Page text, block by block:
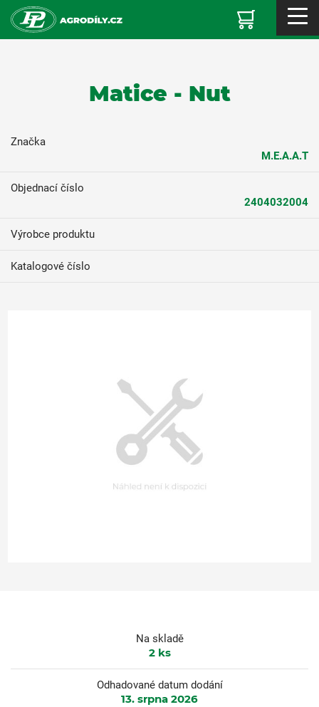
Matice - Nut
Značka
M.E.A.A.T
Objednací číslo
2404032004
Výrobce produktu
Katalogové číslo
Na skladě
2ks
Odhadované datum dodání
13. srpna 2026